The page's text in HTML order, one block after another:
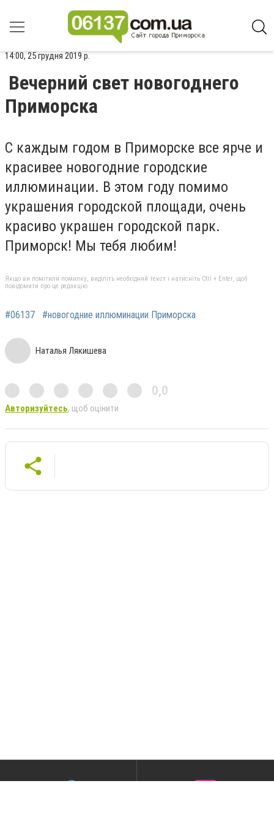
14:00, 25 грудня 2019 р.
Вечерний свет новогоднего
Приморска
С каждым годом в Приморске все ярче и
красивее новогодние городские
иллюминации. В этом году помимо
украшения городской площади, очень
красиво украшен городской парк.
Приморск! Мы тебя любим!
Якщо ви помітили помилку, виділіть необхідний текст і натисніть Ctrl + Enter, щоб
повідомити про це редакцію
#06137 #новогодние иллюминации Приморска
Наталья Лякишева
0,0
Авторизуйтесь, щоб оцінити